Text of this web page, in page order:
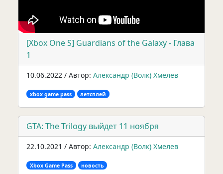
[Xbox One S] Guardians of the Galaxy - Глава
1
10.06.2022 / Автор: Александр (Волк) Хмелев
xbox game pass летсплей
GTA: The Trilogy выйдет 11 ноября
22.10.2021 / Автор: Александр (Волк) Хмелев
Xbox Game Pass новость